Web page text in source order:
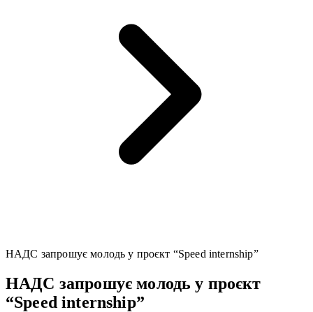
НАДС запрошує молодь у проєкт “Speed internship”
НАДС запрошує молодь у проєкт
“Speed internship”